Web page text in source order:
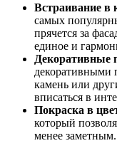
Встраивание в
самых
прячется за
единое и
Декоративные
декоративными
камень или
вписаться в
Покраска в
который
менее заметным.